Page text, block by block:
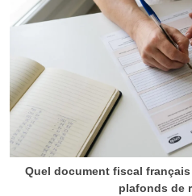
Quel document fiscal
plafonds de